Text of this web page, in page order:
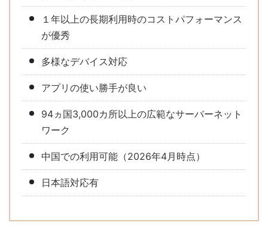
１年以上の長期利用時のコストパフォーマンス
が優秀
多様なデバイス対応
アプリの使い勝手が良い
94ヵ国3,000カ所以上の広範なサーバーネット
ワーク
中国での利用可能（2026年4月時点）
日本語対応有